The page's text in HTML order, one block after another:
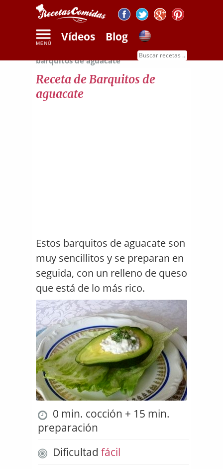
Vídeos Blog
Receta de
barquitos de aguacate
Receta de Barquitos de
aguacate
Estos barquitos de aguacate son
muy sencillitos y se preparan en
seguida, con un relleno de queso
que está de lo más rico.
0 min. cocción + 15 min.
preparación
Dificultad fácil